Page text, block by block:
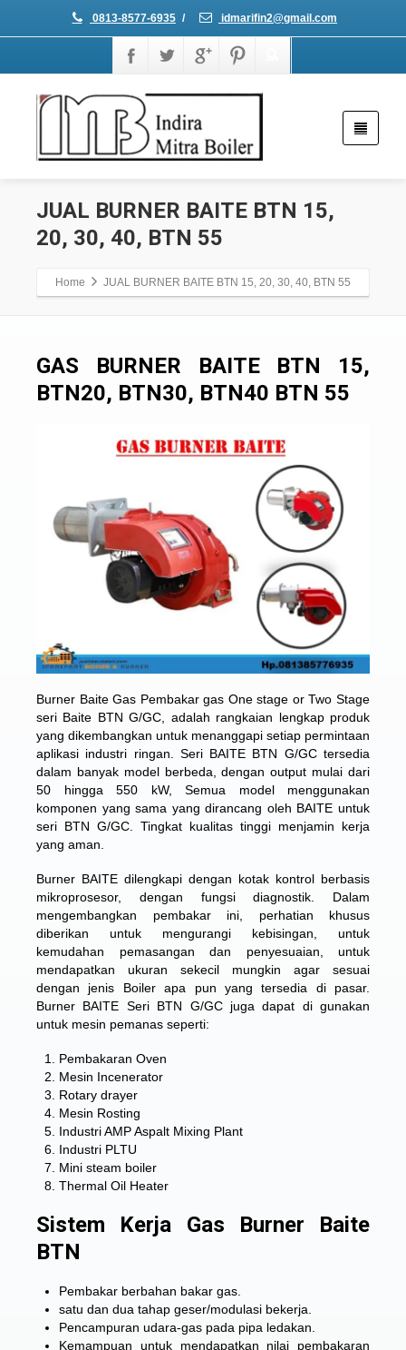
0813-8577-6935 / idmarifin2@gmail.com
JUAL BURNER BAITE BTN 15,
20, 30, 40, BTN 55
Home JUAL BURNER BAITE BTN 15, 20, 30, 40, BTN 55
GAS BURNER BAITE BTN 15,
BTN20, BTN30, BTN40 BTN 55
Burner Baite Gas Pembakar gas One stage or Two Stage
seri Baite BTN G/GC, adalah rangkaian lengkap produk
yang dikembangkan untuk menanggapi setiap permintaan
aplikasi industri ringan. Seri BAITE BTN G/GC tersedia
dalam banyak model berbeda, dengan output mulai dari
50 hingga 550 kW, Semua model menggunakan
komponen yang sama yang dirancang oleh BAITE untuk
seri BTN G/GC. Tingkat kualitas tinggi menjamin kerja
yang aman.
Burner BAITE dilengkapi dengan kotak kontrol berbasis
mikroprosesor, dengan fungsi diagnostik. Dalam
mengembangkan pembakar ini, perhatian khusus
diberikan untuk mengurangi kebisingan, untuk
kemudahan pemasangan dan penyesuaian, untuk
mendapatkan ukuran sekecil mungkin agar sesuai
dengan jenis Boiler apa pun yang tersedia di pasar.
Burner BAITE Seri BTN G/GC juga dapat di gunakan
untuk mesin pemanas seperti:
Pembakaran Oven
Mesin Incenerator
Rotary drayer
Mesin Rosting
Industri AMP Aspalt Mixing Plant
Industri PLTU
Mini steam boiler
Thermal Oil Heater
Sistem Kerja Gas Burner Baite
BTN
Pembakar berbahan bakar gas.
satu dan dua tahap geser/modulasi bekerja.
Pencampuran udara-gas pada pipa ledakan.
Kemampuan untuk mendapatkan nilai pembakaran